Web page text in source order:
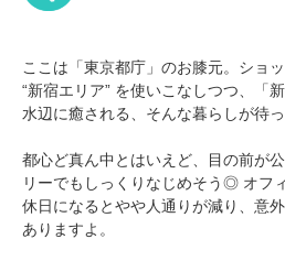
ここは「東京都庁」のお膝元。ショ
“新宿エリア” を使いこなしつつ、「
水辺に癒される、そんな暮らしが待っ
都心ど真ん中とはいえど、目の前が
リーでもしっくりなじめそう◎ オフ
休日になるとやや人通りが減り、意
ありますよ。